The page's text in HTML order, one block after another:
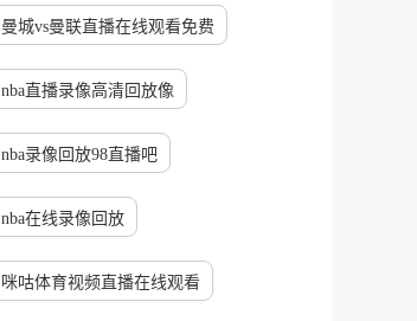
曼城vs曼联直播在线观看免费
nba直播录像高清回放像
nba录像回放98直播吧
nba在线录像回放
咪咕体育视频直播在线观看